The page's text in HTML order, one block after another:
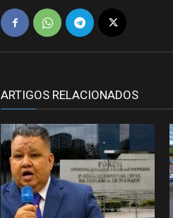
ARTIGOS RELACIONADOS